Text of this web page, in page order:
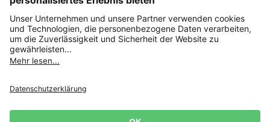
Sicher einkaufen mit
Impressum